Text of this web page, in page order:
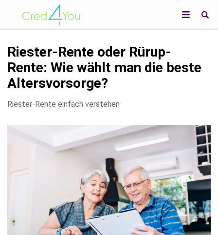
Riester-Rente oder Rürup-
Rente: Wie wählt man die beste
Altersvorsorge?
Riester-Rente einfach verstehen